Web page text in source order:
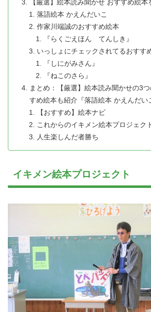
【厳選】絵本読み聞かせ おすすめ絵本
落語絵本 かえんだいこ
作家川端誠のおすすめ絵本
『らくごえほん てんしき』
いっしょにチェックされてるおすす
『しにがみさん』
『ねこのさら』
まとめ：【厳選】絵本読み聞かせの3
すめ絵本も紹介『落語絵本 かえんだい
【おすすめ】絵本ナビ
これからのイキメン絵本プロジェク
人生楽しんだ者勝ち
イキメン絵本プロジェクト